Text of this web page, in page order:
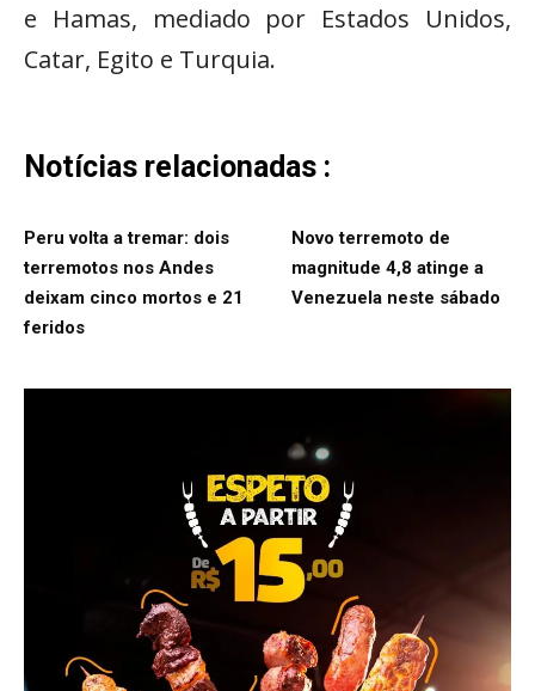
e Hamas, mediado por Estados Unidos,
Catar, Egito e Turquia.
Notícias relacionadas :
Peru volta a tremar: dois
terremotos nos Andes
deixam cinco mortos e 21
feridos
Novo terremoto de
magnitude 4,8 atinge a
Venezuela neste sábado